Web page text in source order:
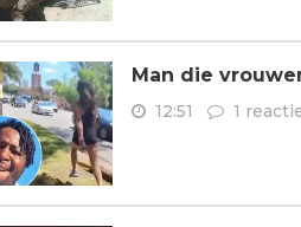
Man die
12:51 1